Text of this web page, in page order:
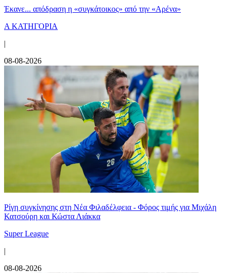
Έκανε... απόδραση η «συγκάτοικος» από την «Αρένα»
Α ΚΑΤΗΓΟΡΙΑ
|
08-08-2026
Ρίγη συγκίνησης στη Νέα Φιλαδέλφεια - Φόρος τιμής για Μιχάλη
Κατσούρη και Κώστα Λιάκκα
Super League
|
08-08-2026